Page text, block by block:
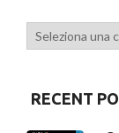
Categorie
RECENT